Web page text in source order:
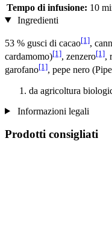
Tempo di infusione: 10
Ingredienti
53 % gusci di cacao[1],
cardamomo)[1], zenzero[1],
garofano[1], pepe nero
da agricoltura
Informazioni legali
Prodotti consigliati